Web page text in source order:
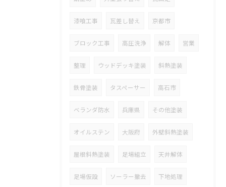
漆喰工事 瓦差し替え 京都市
ブロック工事 高圧洗浄 解体 営業
整理 ウッドデッキ塗装 斜熱塗装
鉄骨塗装 タスペーサー 高石市
ベランダ防水 兵庫県 その他塗装
オイルステン 大阪府 外壁斜熱塗装
屋根斜熱塗装 足場組立 天井解体
足場仮設 ソーラー撤去 下地処理